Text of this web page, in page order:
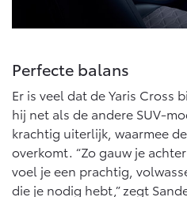
Mirai
WATERSTOF-ELEKTRISCH
Perfecte balans
Er is veel dat de Yaris Cross
hij net als de andere SUV-
krachtig uiterlijk, waarmee
overkomt. “Zo gauw je
voel je een prachtig,
die je nodig hebt,” zegt